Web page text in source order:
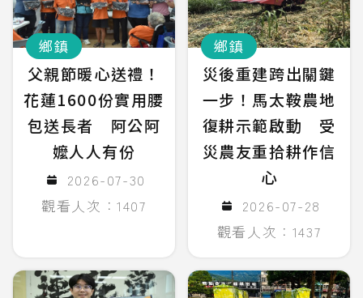
鄉鎮
父親節暖心送禮！
花蓮1600份實用腰
包送長者 阿公阿
嬤人人有份
2026-07-30
觀看人次：1407
鄉鎮
災後重建跨出關鍵
一步！馬太鞍農地
復耕示範啟動 受
災農友重拾耕作信
心
2026-07-28
觀看人次：1437